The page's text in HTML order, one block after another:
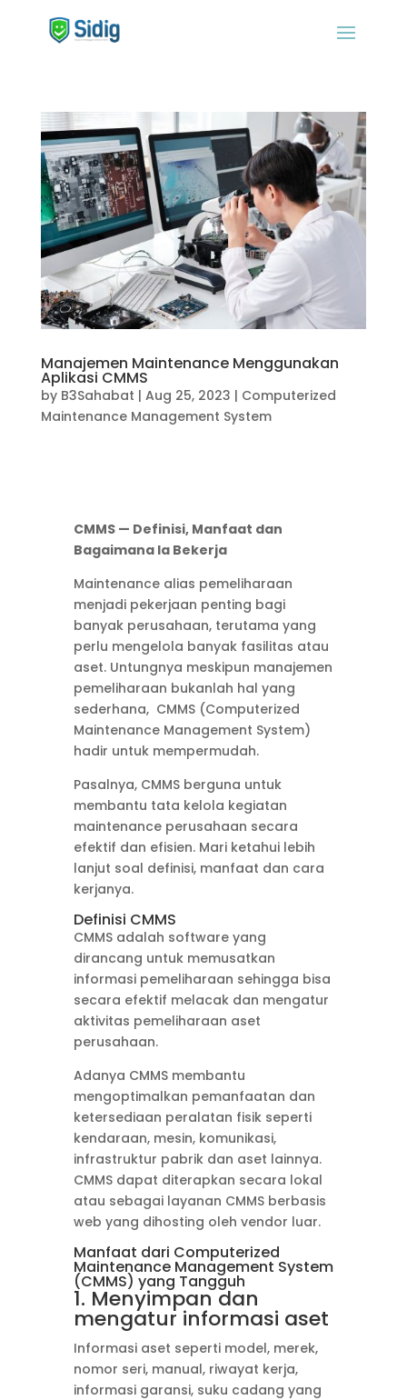
Manajemen Maintenance Menggunakan
Aplikasi CMMS
by B3Sahabat | Aug 25, 2023 | Computerized
Maintenance Management System
CMMS — Definisi, Manfaat dan
Bagaimana Ia Bekerja
Maintenance alias pemeliharaan
menjadi pekerjaan penting bagi
banyak perusahaan, terutama yang
perlu mengelola banyak fasilitas atau
aset. Untungnya meskipun manajemen
pemeliharaan bukanlah hal yang
sederhana, CMMS (Computerized
Maintenance Management System)
hadir untuk mempermudah.
Pasalnya, CMMS berguna untuk
membantu tata kelola kegiatan
maintenance perusahaan secara
efektif dan efisien. Mari ketahui lebih
lanjut soal definisi, manfaat dan cara
kerjanya.
Definisi CMMS
CMMS adalah software yang
dirancang untuk memusatkan
informasi pemeliharaan sehingga bisa
secara efektif melacak dan mengatur
aktivitas pemeliharaan aset
perusahaan.
Adanya CMMS membantu
mengoptimalkan pemanfaatan dan
ketersediaan peralatan fisik seperti
kendaraan, mesin, komunikasi,
infrastruktur pabrik dan aset lainnya.
CMMS dapat diterapkan secara lokal
atau sebagai layanan CMMS berbasis
web yang dihosting oleh vendor luar.
Manfaat dari Computerized
Maintenance Management System
(CMMS) yang Tangguh
1. Menyimpan dan
mengatur informasi aset
Informasi aset seperti model, merek,
nomor seri, manual, riwayat kerja,
informasi garansi, suku cadang yang